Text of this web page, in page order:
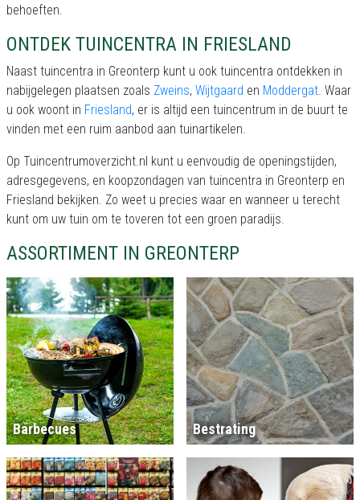
behoeften.
ONTDEK TUINCENTRA IN FRIESLAND
Naast tuincentra in Greonterp kunt u ook tuincentra ontdekken in
nabijgelegen plaatsen zoals Zweins, Wijtgaard en Moddergat. Waar
u ook woont in Friesland, er is altijd een tuincentrum in de buurt te
vinden met een ruim aanbod aan tuinartikelen.
Op Tuincentrumoverzicht.nl kunt u eenvoudig de openingstijden,
adresgegevens, en koopzondagen van tuincentra in Greonterp en
Friesland bekijken. Zo weet u precies waar en wanneer u terecht
kunt om uw tuin om te toveren tot een groen paradijs.
ASSORTIMENT IN GREONTERP
Barbecues Bestrating